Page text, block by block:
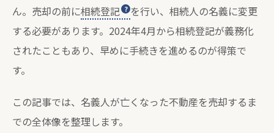
ん。売却の前に相続登記
を行い、相続人の名義に変更
する必要があります。2024年4月から相続登記が義務化
されたこともあり、早めに手続きを進めるのが得策で
す。
この記事では、名義人が亡くなった不動産を売却するま
での全体像を整理します。